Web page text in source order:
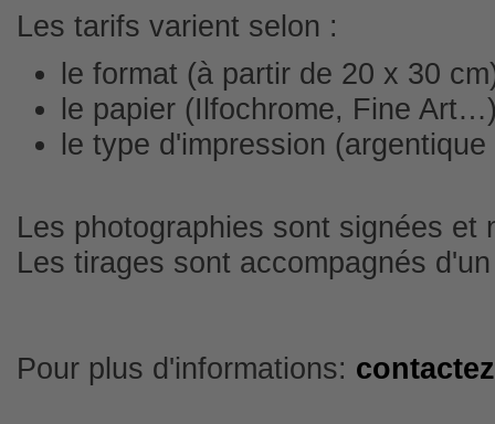
Les tarifs varient selon :
le format (à partir de 20 x 30
le papier (Ilfochrome, Fine
le type d'impression
Les photographies sont signées et
Les tirages sont accompagnés
Pour plus d'informations: